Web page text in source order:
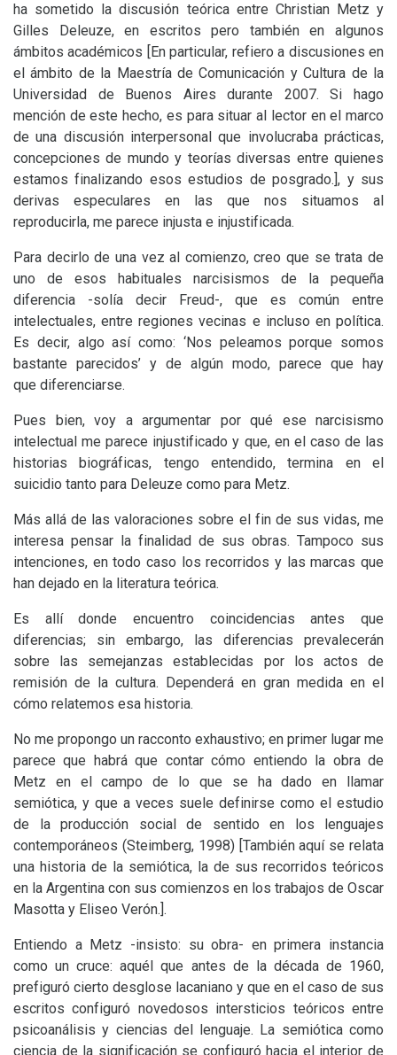
ha sometido la discusión teórica entre Christian Metz y
Gilles Deleuze, en escritos pero también en algunos
ámbitos académicos [En particular, refiero a discusiones en
el ámbito de la Maestría de Comunicación y Cultura de la
Universidad de Buenos Aires durante 2007. Si hago
mención de este hecho, es para situar al lector en el marco
de una discusión interpersonal que involucraba prácticas,
concepciones de mundo y teorías diversas entre quienes
estamos finalizando esos estudios de posgrado.], y sus
derivas especulares en las que nos situamos al
reproducirla, me parece injusta e injustificada.
Para decirlo de una vez al comienzo, creo que se trata de
uno de esos habituales narcisismos de la pequeña
diferencia -solía decir Freud-, que es común entre
intelectuales, entre regiones vecinas e incluso en política.
Es decir, algo así como: ‘Nos peleamos porque somos
bastante parecidos’ y de algún modo, parece que hay
que diferenciarse.
Pues bien, voy a argumentar por qué ese narcisismo
intelectual me parece injustificado y que, en el caso de las
historias biográficas, tengo entendido, termina en el
suicidio tanto para Deleuze como para Metz.
Más allá de las valoraciones sobre el fin de sus vidas, me
interesa pensar la finalidad de sus obras. Tampoco sus
intenciones, en todo caso los recorridos y las marcas que
han dejado en la literatura teórica.
Es allí donde encuentro coincidencias antes que
diferencias; sin embargo, las diferencias prevalecerán
sobre las semejanzas establecidas por los actos de
remisión de la cultura. Dependerá en gran medida en el
cómo relatemos esa historia.
No me propongo un racconto exhaustivo; en primer lugar me
parece que habrá que contar cómo entiendo la obra de
Metz en el campo de lo que se ha dado en llamar
semiótica, y que a veces suele definirse como el estudio
de la producción social de sentido en los lenguajes
contemporáneos (Steimberg, 1998) [También aquí se relata
una historia de la semiótica, la de sus recorridos teóricos
en la Argentina con sus comienzos en los trabajos de Oscar
Masotta y Eliseo Verón.].
Entiendo a Metz -insisto: su obra- en primera instancia
como un cruce: aquél que antes de la década de 1960,
prefiguró cierto desglose lacaniano y que en el caso de sus
escritos configuró novedosos intersticios teóricos entre
psicoanálisis y ciencias del lenguaje. La semiótica como
ciencia de la significación se configuró hacia el interior de